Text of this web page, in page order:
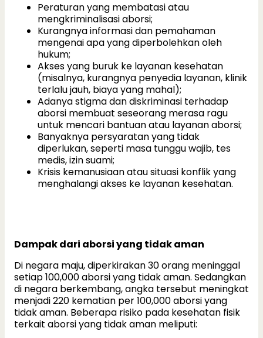
Peraturan yang membatasi atau
mengkriminalisasi aborsi;
Kurangnya informasi dan pemahaman
mengenai apa yang diperbolehkan oleh
hukum;
Akses yang buruk ke layanan kesehatan
(misalnya, kurangnya penyedia layanan, klinik
terlalu jauh, biaya yang mahal);
Adanya stigma dan diskriminasi terhadap
aborsi membuat seseorang merasa ragu
untuk mencari bantuan atau layanan aborsi;
Banyaknya persyaratan yang tidak
diperlukan, seperti masa tunggu wajib, tes
medis, izin suami;
Krisis kemanusiaan atau situasi konflik yang
menghalangi akses ke layanan kesehatan.
Dampak dari aborsi yang tidak aman
Di negara maju, diperkirakan 30 orang meninggal
setiap 100,000 aborsi yang tidak aman. Sedangkan
di negara berkembang, angka tersebut meningkat
menjadi 220 kematian per 100,000 aborsi yang
tidak aman. Beberapa risiko pada kesehatan fisik
terkait aborsi yang tidak aman meliputi: